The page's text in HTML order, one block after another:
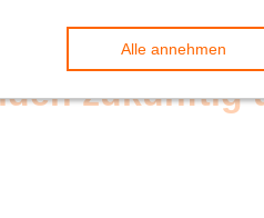
zukünftig